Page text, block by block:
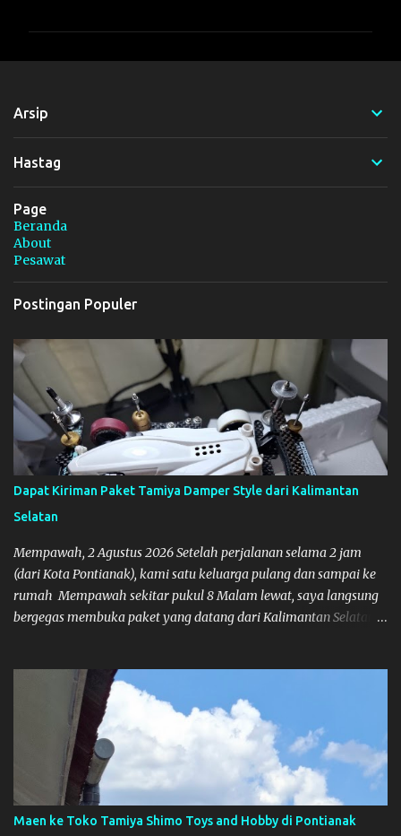
Arsip
Hastag
Page
Beranda
About
Pesawat
Postingan Populer
Dapat Kiriman Paket Tamiya Damper Style dari Kalimantan
Selatan
Mempawah, 2 Agustus 2026 Setelah perjalanan selama 2 jam
(dari Kota Pontianak), kami satu keluarga pulang dan sampai ke
rumah Mempawah sekitar pukul 8 Malam lewat, saya langsung
bergegas membuka paket yang datang dari Kalimantan Selatan.
Maen ke Toko Tamiya Shimo Toys and Hobby di Pontianak